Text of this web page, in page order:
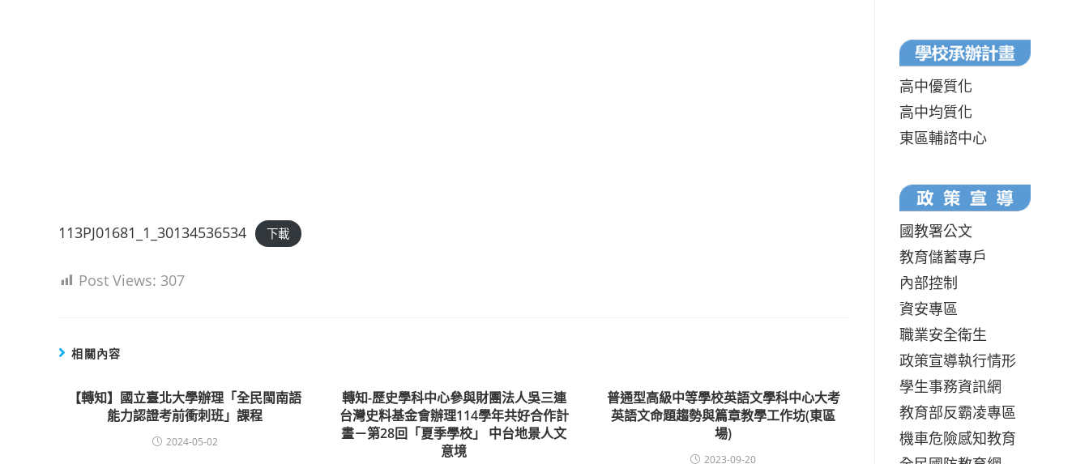
113PJ01681_1_30134536534 下載
Post Views: 307
相關內容
【轉知】國立臺北大學辦理「全民閩南語
能力認證考前衝刺班」課程
2024-05-02
轉知-歷史學科中心參與財團法人吳三連
台灣史料基金會辦理114學年共好合作計
畫－第28回「夏季學校」 中台地景人文
意境
普通型高級中等學校英語文學科中心大考
英語文命題趨勢與篇章教學工作坊(東區
場)
2023-09-20
高中優質化
高中均質化
東區輔諮中心
國教署公文
教育儲蓄專戶
內部控制
資安專區
職業安全衛生
政策宣導執行情形
學生事務資訊網
教育部反霸凌專區
機車危險感知教育